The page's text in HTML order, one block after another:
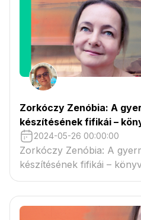
Zorkóczy Zenóbia: A
készítésének fifikái –
2024-05-26 00:00:00
Zorkóczy Zenóbia: A
készítésének fifikái –
könyvvásáron